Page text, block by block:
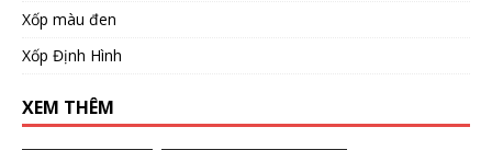
Xốp màu đen
Xốp Định Hình
XEM THÊM